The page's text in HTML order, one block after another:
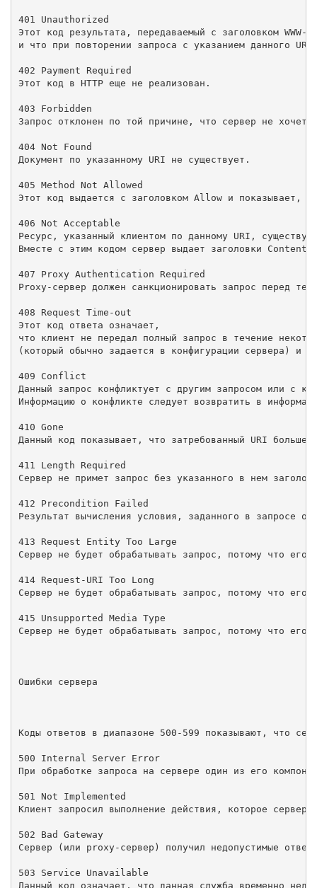
401 Unauthorized
Этот код результата, передаваемый с заголовком
и что при повторении запроса с указанием данного
402 Payment Required
Этот код в HTTP еще не реализован.
403 Forbidden
Запрос отклонен по той причине, что сервер не
404 Not Found
Документ по указанному URI не существует.
405 Method Not Allowed
Этот код выдается с заголовком Allow и показывает,
406 Not Acceptable
Ресурс, указанный клиентом по данному URI,
Вместе с этим кодом сервер выдает заголовки
407 Proxy Authentication Required
Proxy-сервер должен санкционировать запрос перед
408 Request Time-out
Этот код ответа означает,
что клиент не передал полный запрос в течение
(который обычно задается в конфигурации сервера) и
409 Conflict
Данный запрос конфликтует с другим запросом или с
Информацию о конфликте следует возвратить в
410 Gone
Данный код показывает, что затребованный URI
411 Length Required
Сервер не примет запрос без указанного в нем
412 Precondition Failed
Результат вычисления условия, заданного в
413 Request Entity Too Large
Сервер не будет обрабатывать запрос, потому что
414 Request-URI Too Long
Сервер не будет обрабатывать запрос, потому что его
415 Unsupported Media Type
Сервер не будет обрабатывать запрос, потому что его
Ошибки сервера
Коды ответов в диапазоне 500-599 показывают, что
500 Internal Server Error
При обработке запроса на сервере один из его
501 Not Implemented
Клиент запросил выполнение действия, которое
502 Bad Gateway
Сервер (или proxy-сервер) получил недопустимые
503 Service Unavailable
Данный код означает, что данная служба временно